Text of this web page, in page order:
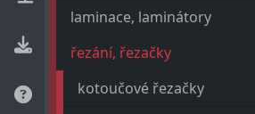
laminace, laminátory
řezání, řezačky
kotoučové řezačky